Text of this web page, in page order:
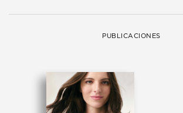
PUBLICACIONES